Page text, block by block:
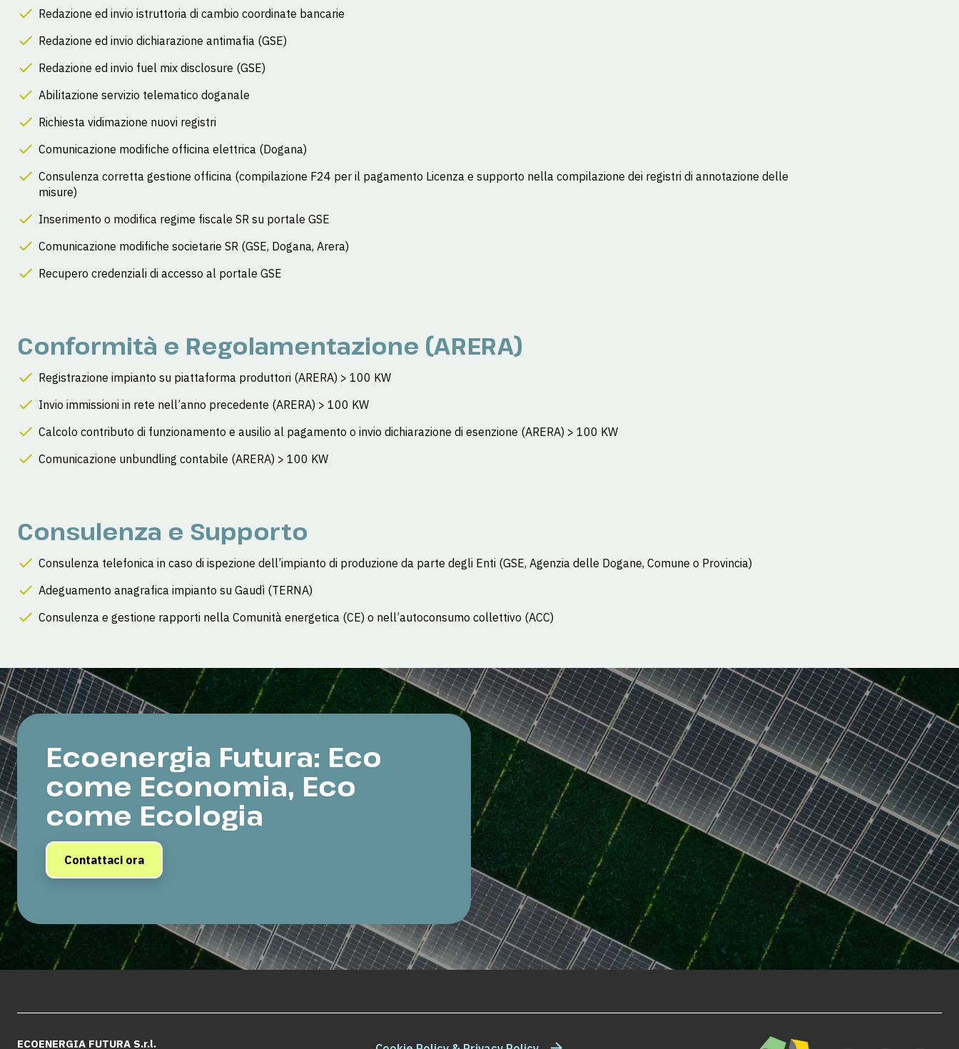
Redazione ed invio istruttoria di cambio coordinate bancarie
Redazione ed invio dichiarazione antimafia (GSE)
Redazione ed invio fuel mix disclosure (GSE)
Abilitazione servizio telematico doganale
Richiesta vidimazione nuovi registri
Comunicazione modifiche officina elettrica (Dogana)
Consulenza corretta gestione officina (compilazione F24 per il pagamento Licenza e supporto nella compilazione dei registri di annotazione delle
misure)
Inserimento o modifica regime fiscale SR su portale GSE
Comunicazione modifiche societarie SR (GSE, Dogana, Arera)
Recupero credenziali di accesso al portale GSE
Conformità e Regolamentazione (ARERA)
Registrazione impianto su piattaforma produttori (ARERA) > 100 KW
Invio immissioni in rete nell’anno precedente (ARERA) > 100 KW
Calcolo contributo di funzionamento e ausilio al pagamento o invio dichiarazione di esenzione (ARERA) > 100 KW
Comunicazione unbundling contabile (ARERA) > 100 KW
Consulenza e Supporto
Consulenza telefonica in caso di ispezione dell’impianto di produzione da parte degli Enti (GSE, Agenzia delle Dogane, Comune o Provincia)
Adeguamento anagrafica impianto su Gaudì (TERNA)
Consulenza e gestione rapporti nella Comunità energetica (CE) o nell’autoconsumo collettivo (ACC)
Ecoenergia Futura: Eco
come Economia, Eco
come Ecologia
Contattaci ora
ECOENERGIA FUTURA S.r.l.